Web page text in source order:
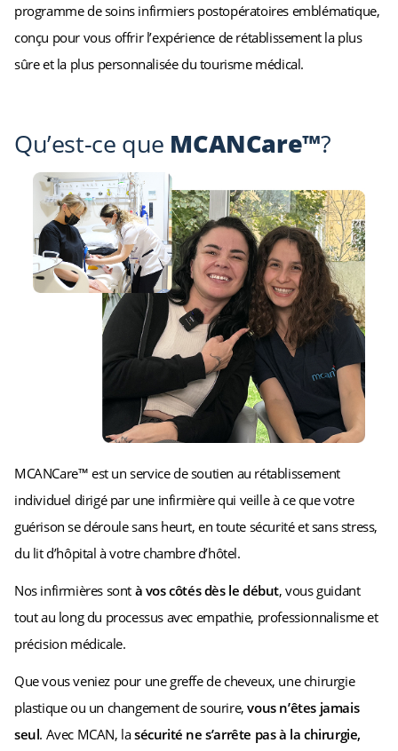
programme de soins infirmiers postopératoires emblématique,
conçu pour vous offrir l’expérience de rétablissement la plus
sûre et la plus personnalisée du tourisme médical.
Qu’est-ce que MCANCare™?
MCANCare™ est un service de soutien au rétablissement
individuel dirigé par une infirmière qui veille à ce que votre
guérison se déroule sans heurt, en toute sécurité et sans stress,
du lit d’hôpital à votre chambre d’hôtel.
Nos infirmières sont à vos côtés dès le début, vous guidant
tout au long du processus avec empathie, professionnalisme et
précision médicale.
Que vous veniez pour une greffe de cheveux, une chirurgie
plastique ou un changement de sourire,vous n’êtes jamais
seul. Avec MCAN, lasécurité ne s’arrête pas à la chirurgie,